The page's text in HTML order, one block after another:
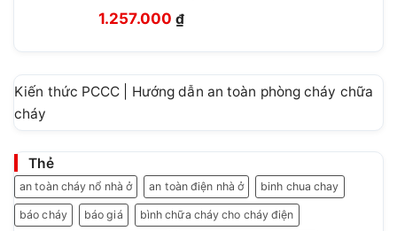
476.000 ₫.
Giá
1.499.999 ₫.
1.257.000 ₫Giá
là:
1.257.000 ₫.
Kiến thức PCCC | Hướng dẫn an toàn phòng cháy chữa
cháy
Thẻ
an toàn cháy nổ nhà ở an toàn điện nhà ở binh chua chay
báo cháy báo giá bình chữa cháy cho cháy điện